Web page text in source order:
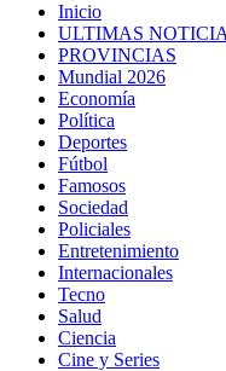
Inicio
ULTIMAS
PROVINCIAS
Mundial 2026
Economía
Política
Deportes
Fútbol
Famosos
Sociedad
Policiales
Entretenimiento
Internacionales
Tecno
Salud
Ciencia
Cine y Series